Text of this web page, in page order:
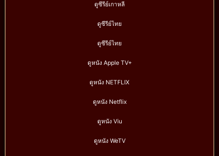
ดูซีรีย์เกาหลี
ดูซีรีย์ไทย
ดูซีรีย์ไทย
ดูหนัง Apple TV+
ดูหนัง NETFLIX
ดูหนัง Netflix
ดูหนัง Viu
ดูหนัง WeTV